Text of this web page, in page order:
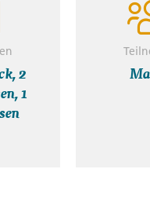
is yours to explore
tour or join a yoga
2
1